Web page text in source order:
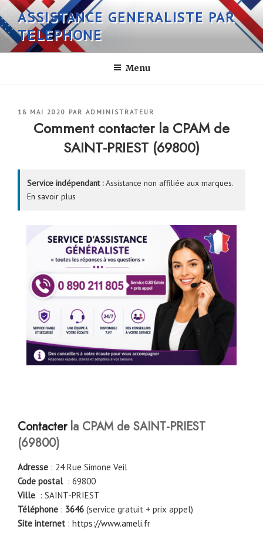
Aller
au
contenu
principal
ASSISTANCE GENERALISTE PAR
TELEPHONE
Menu
PUBLIÉ
18 MAI 2020 PAR ADMINISTRATEUR
Comment contacter la CPAM de
SAINT-PRIEST (69800)
Service indépendant :Assistance non affiliée aux marques.
En savoir plus
Contacterla CPAM de SAINT-PRIEST
(69800)
Adresse : 24 Rue Simone Veil
Code postal: 69800
Ville : SAINT-PRIEST
Téléphone : 3646 (service gratuit + prix appel)
Site internet : https://www.ameli.fr